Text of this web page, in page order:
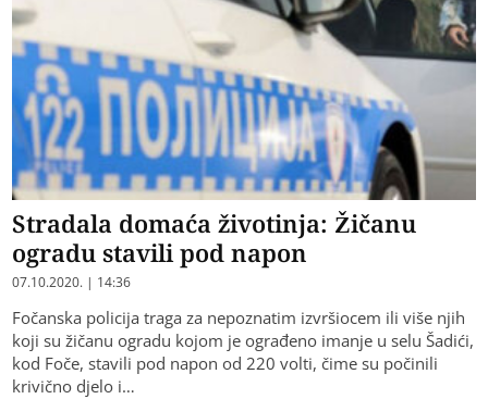
Stradala domaća životinja: Žičanu
ogradu stavili pod napon
07.10.2020. | 14:36
Fočanska policija traga za nepoznatim izvršiocem ili više njih
koji su žičanu ogradu kojom je ograđeno imanje u selu Šadići,
kod Foče, stavili pod napon od 220 volti, čime su počinili
krivično djelo i…